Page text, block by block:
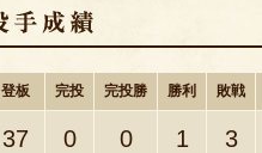
登板 完投 完投勝 勝利 敗戦
37 0 0 1 3